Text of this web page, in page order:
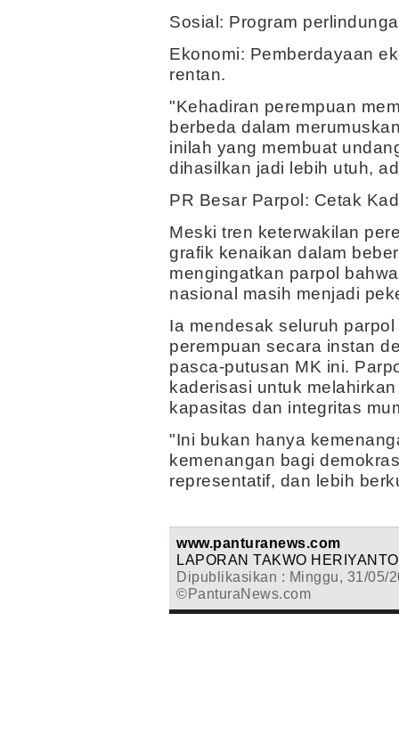
Sosial: Program
Ekonomi: Pemberdayaan
rentan.
"Kehadiran perempuan
berbeda dalam
inilah yang membuat
dihasilkan jadi lebih utuh,
PR Besar Parpol: Cetak
Meski tren keterwakilan
grafik kenaikan dalam
mengingatkan parpol
nasional masih menjadi
Ia mendesak seluruh
perempuan secara instan
pasca-putusan MK ini.
kaderisasi untuk
kapasitas dan integritas
"Ini bukan hanya
kemenangan bagi
representatif, dan lebih
www.panturanews.com
LAPORAN TAKWO HERIYANTO
Dipublikasikan : Minggu, 31/05/
©PanturaNews.com